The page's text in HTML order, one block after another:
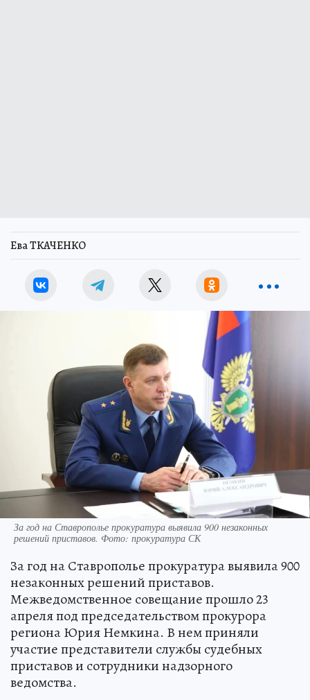
Ева ТКАЧЕНКО
За год на Ставрополье прокуратура выявила 900 незаконных
решений приставов. Фото: прокуратура СК
За год на Ставрополье прокуратура выявила 900
незаконных решений приставов.
Межведомственное совещание прошло 23
апреля под председательством прокурора
региона Юрия Немкина. В нем приняли
участие представители службы судебных
приставов и сотрудники надзорного
ведомства.